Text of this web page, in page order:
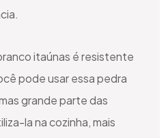
itaúnas é resistente
pode usar essa pedra
grande parte das
la na cozinha, mais